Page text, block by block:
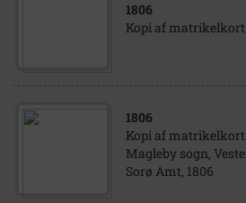
1806
Kopi af
1806
Kopi af
Magleby sogn,
Sorø Amt, 1806